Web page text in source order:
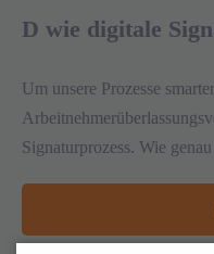
D wie digitale
Um unsere Prozesse
Signaturprozess. Wie